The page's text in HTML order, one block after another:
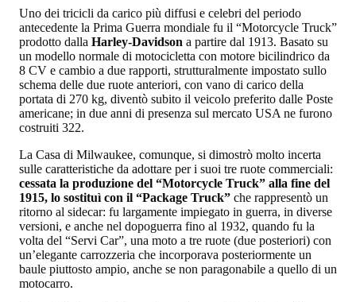
Uno dei tricicli da carico più diffusi e celebri del periodo
antecedente la Prima Guerra mondiale fu il “Motorcycle Truck”
prodotto dalla Harley-Davidson a partire dal 1913. Basato su
un modello normale di motocicletta con motore bicilindrico da
8 CV e cambio a due rapporti, strutturalmente impostato sullo
schema delle due ruote anteriori, con vano di carico della
portata di 270 kg, diventò subito il veicolo preferito dalle Poste
americane; in due anni di presenza sul mercato USA ne furono
costruiti 322.
La Casa di Milwaukee, comunque, si dimostrò molto incerta
sulle caratteristiche da adottare per i suoi tre ruote commerciali:
cessata la produzione del “Motorcycle Truck” alla fine del
1915, lo sostituì con il “Package Truck” che rappresentò un
ritorno al sidecar: fu largamente impiegato in guerra, in diverse
versioni, e anche nel dopoguerra fino al 1932, quando fu la
volta del “Servi Car”, una moto a tre ruote (due posteriori) con
un’elegante carrozzeria che incorporava posteriormente un
baule piuttosto ampio, anche se non paragonabile a quello di un
motocarro.